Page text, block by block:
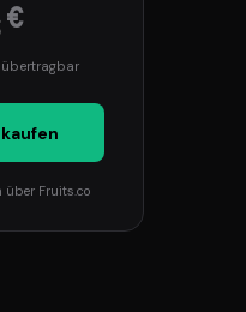
€
übertragbar
über Fruits.co